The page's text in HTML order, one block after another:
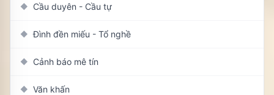
◆ Cầu duyên - Cầu tự
◆ Đình đền miếu - Tổ nghề
◆ Cảnh báo mê tín
◆ Văn khấn